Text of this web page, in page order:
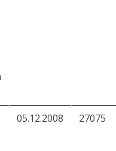
05.12.2008 27075